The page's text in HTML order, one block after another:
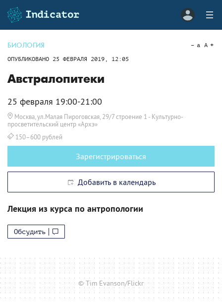
БИОЛОГИЯ
ОПУБЛИКОВАНО 25 ФЕВРАЛЯ 2019, 12:05
a A
Австралопитеки
25 февраля 19:00-21:00
Москва, ул.Малая Пироговская, 29/7 строение 1 - Культурно-
просветительский центр «Архэ»
150–600 рублей
Зарегистрироваться
Добавить в календарь
Лекция из курса по антропологии
Обсудить
© Tim Evanson/Flickr